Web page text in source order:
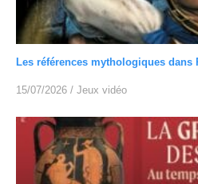
Les références mythologiques dans
15/07/2026 / Jeux vidéo